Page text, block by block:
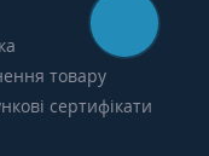
товару
сертифікати